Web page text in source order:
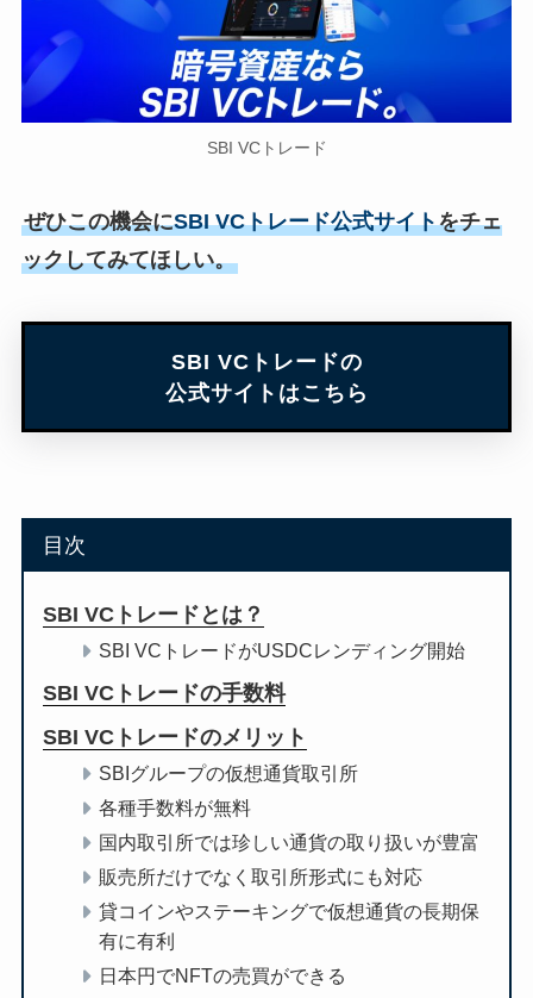
SBI VCトレード
ぜひこの機会にSBI VCトレード公式サイトをチェ
ックしてみてほしい。
SBI VCトレードの
公式サイトはこちら
目次
SBI VCトレードとは？
SBI VCトレードがUSDCレンディング開始
SBI VCトレードの手数料
SBI VCトレードのメリット
SBIグループの仮想通貨取引所
各種手数料が無料
国内取引所では珍しい通貨の取り扱いが豊富
販売所だけでなく取引所形式にも対応
貸コインやステーキングで仮想通貨の長期保
有に有利
日本円でNFTの売買ができる